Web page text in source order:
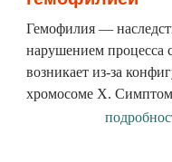
Гемофилия —
нарушением процесса
возникает из-за
хромосоме X.